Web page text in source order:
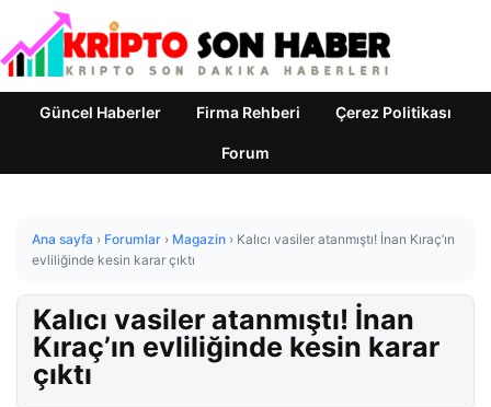
Güncel Haberler Firma Rehberi Çerez Politikası
Forum
Ana sayfa › Forumlar › Magazin › Kalıcı vasiler atanmıştı! İnan Kıraç’ın
evliliğinde kesin karar çıktı
Kalıcı vasiler atanmıştı! İnan
Kıraç’ın evliliğinde kesin karar
çıktı